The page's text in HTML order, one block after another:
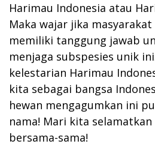
Harimau Indonesia atau
Maka wajar jika
memiliki tanggung jawab
menjaga subspesies unik
kelestarian Harimau
kita sebagai bangsa
hewan mengagumkan ini
nama! Mari kita
bersama-sama!